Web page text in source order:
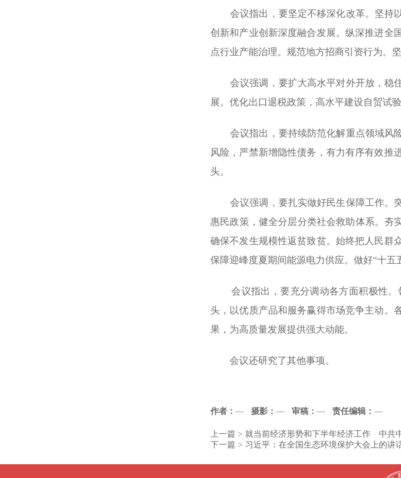
会议指出，要坚定不移深化改革。坚持以
创新和产业创新深度融合发展。纵深推进全
点行业产能治理。规范地方招商引资行为。
会议强调，要扩大高水平对外开放，稳住
展。优化出口退税政策，高水平建设自贸试
会议指出，要持续防范化解重点领域风险
风险，严禁新增隐性债务，有力有序有效推
头。
会议强调，要扎实做好民生保障工作。突
惠民政策，健全分层分类社会救助体系。夯
确保不发生规模性返贫致贫。始终把人民群
保障迎峰度夏期间能源电力供应。做好“十五
会议指出，要充分调动各方面积极性。
头，以优质产品和服务赢得市场竞争主动。
果，为高质量发展提供强大动能。
会议还研究了其他事项。
作者： — 摄影： — 审稿： — 责任编辑： —
上一篇 > 就当前经济形势和下半年经济工作 中共
下一篇 > 习近平：在全国生态环境保护大会上的讲